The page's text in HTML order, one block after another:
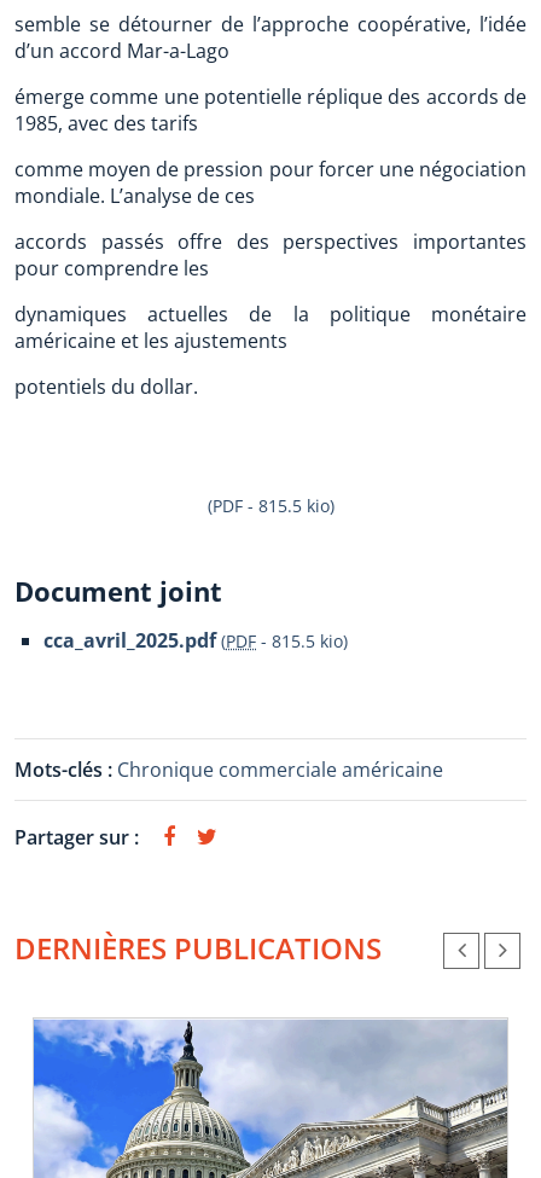
semble se détourner de l’approche coopérative, l’idée
d’un accord Mar-a-Lago
émerge comme une potentielle réplique des accords de
1985, avec des tarifs
comme moyen de pression pour forcer une négociation
mondiale. L’analyse de ces
accords passés offre des perspectives importantes
pour comprendre les
dynamiques actuelles de la politique monétaire
américaine et les ajustements
potentiels du dollar.
(PDF - 815.5 kio)
Document joint
cca_avril_2025.pdf (PDF - 815.5 kio)
Mots-clés : Chronique commerciale américaine
Partager sur :
DERNIÈRES PUBLICATIONS